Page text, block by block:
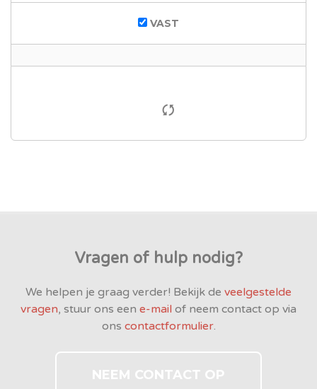
VAST
Vragen of hulp nodig?
We helpen je graag verder! Bekijk de veelgestelde
vragen, stuur ons een e-mail of neem contact op via
ons contactformulier.
NEEM CONTACT OP